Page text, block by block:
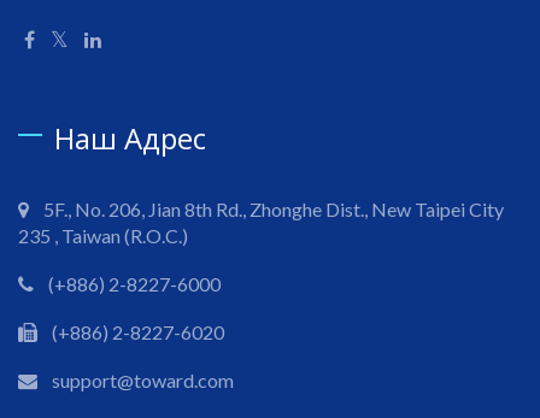
Наш Адрес
5F., No. 206, Jian 8th Rd., Zhonghe Dist., New Taipei City
235 , Taiwan (R.O.C.)
(+886) 2-8227-6000
(+886) 2-8227-6020
support@toward.com